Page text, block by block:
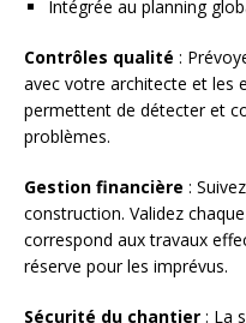
Intégrée au planning
Contrôles qualité :
avec votre architecte et les
permettent de détecter et
problèmes.
Gestion financière :
construction. Validez
correspond aux travaux
réserve pour les imprévus.
Sécurité du chantier : La